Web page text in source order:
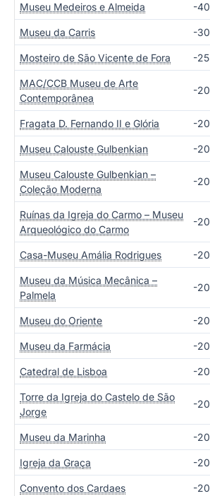
Museu Medeiros e Almeida -
Museu da Carris -
Mosteiro de São Vicente de Fora -
MAC/CCB Museu de Arte
Contemporânea
-
Fragata D. Fernando II e Glória -
Museu Calouste Gulbenkian -
Museu Calouste Gulbenkian –
Coleção Moderna
-
Ruínas da Igreja do Carmo – Museu
Arqueológico do Carmo
-
Casa-Museu Amália Rodrigues -
Museu da Música Mecânica –
Palmela
-
Museu do Oriente -
Museu da Farmácia -
Catedral de Lisboa -
Torre da Igreja do Castelo de São
Jorge
-
Museu da Marinha -
Igreja da Graça -
Convento dos Cardaes -